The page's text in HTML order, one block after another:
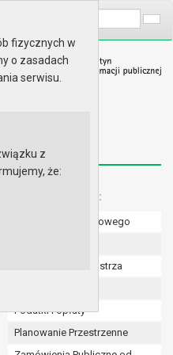
Menu dodatkowe:
Numer konta bankowego
Zarządzenia Burmistrza
Podatki i opłaty
Planowanie Przestrzenne
fizycznych w
o zasadach
serwisu.
z
że: